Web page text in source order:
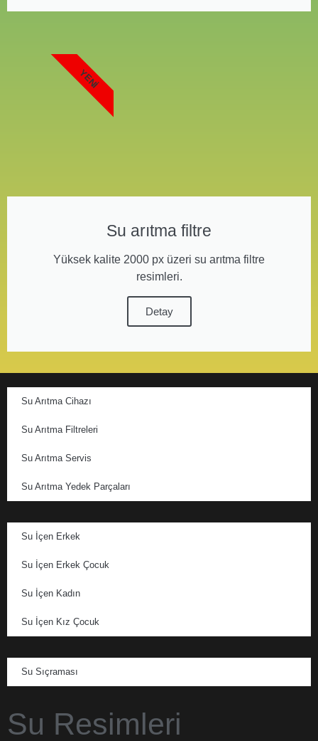
Su arıtma filtre
Yüksek kalite 2000 px üzeri su arıtma filtre
resimleri.
Detay
YENI
Su Arıtma Cihazı
Su Arıtma Filtreleri
Su Arıtma Servis
Su Arıtma Yedek Parçaları
Su İçen Erkek
Su İçen Erkek Çocuk
Su İçen Kadın
Su İçen Kız Çocuk
Su Sıçraması
Su Resimleri